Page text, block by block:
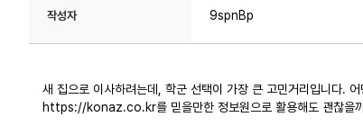
작성자 9spnBp
새 집으로 이사하려는데, 학군 선택이 가장 큰 고민거리입니다.
https://konaz.co.kr를 믿을만한 정보원으로 활용해도 괜찮